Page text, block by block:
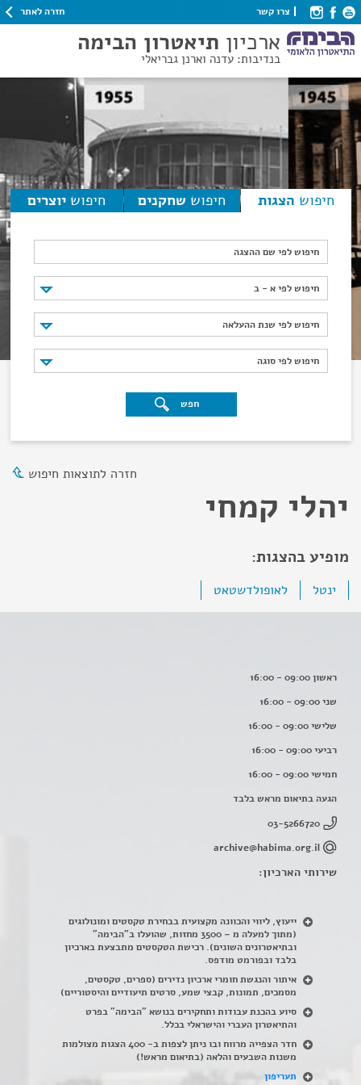
צרו קשר חזרה לאתר
ארכיון תיאטרון הבימה
בנדיבות: עדנה וארנן גבריאלי
חיפוש הצגות חיפוש שחקנים חיפוש יוצרים
חיפוש לפי שם ההצגה
חיפוש לפי א - ב
חיפוש לפי א - ב
חיפוש לפי שנת ההעלאה
חיפוש לפי שנת ההעלאה
חיפוש לפי סוגה
חיפוש לפי סוגה
חפש
חזרה לתוצאות חיפוש
יהלי קמחי
מופיע בהצגות:
ינטל לאופולדשטאט
ראשון 09:00 - 16:00
שני 09:00 - 16:00
שלישי 09:00 - 16:00
רביעי 09:00 - 16:00
חמישי 09:00 - 16:00
הגעה בתיאום מראש בלבד
03-5266720
archive@habima.org.il
שירותי הארכיון:
ייעוץ, ליווי והכוונה מקצועית בבחירת טקסטים ומונולוגים
(מתוך למעלה מ – 3500 מחזות, שהועלו ב"הבימה"
ובתיאטרונים השונים). רכישת הטקסטים מתבצעת בארכיון
בלבד ובפורמט מודפס.
איתור והנגשת חומרי ארכיון נדירים (ספרים, טקסטים,
מסמכים, תמונות, קבצי שמע, סרטים תיעודיים והיסטוריים)
סיוע בהכנת עבודות ותחקירים בנושא "הבימה" בפרט
והתיאטרון העברי והישראלי בכלל.
חדר הצפייה מרווח ובו ניתן לצפות ב- 400 הצגות מצולמות
משנות השבעים והלאה (בתיאום מראש!)
תעריפון